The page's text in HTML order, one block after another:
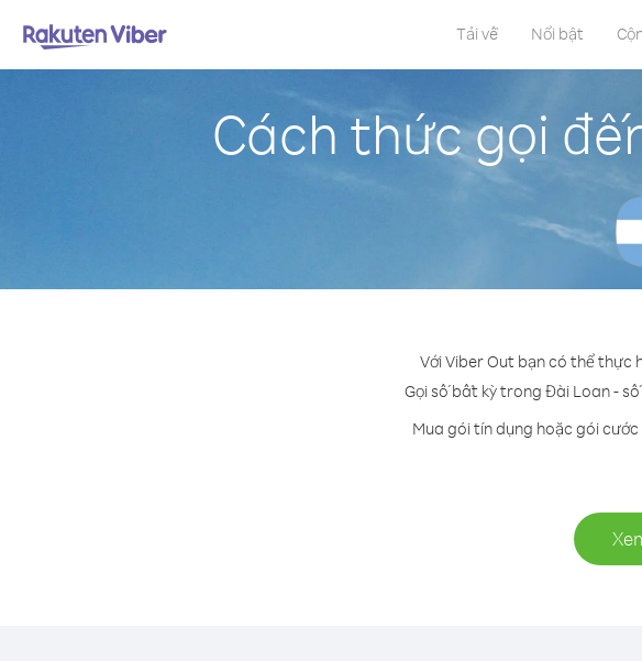
Tải về Nổi bật
Cách thức gọi
Với Viber Out bạn có thể thực
Gọi số bất kỳ trong Đài Loan -
Mua gói tín dụng hoặc gói